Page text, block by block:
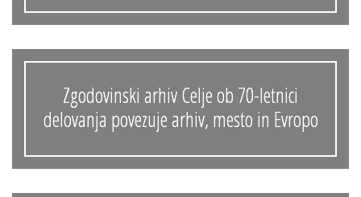
Zgodovinski arhiv Celje ob 70-letnici
delovanja povezuje arhiv, mesto in Evropo